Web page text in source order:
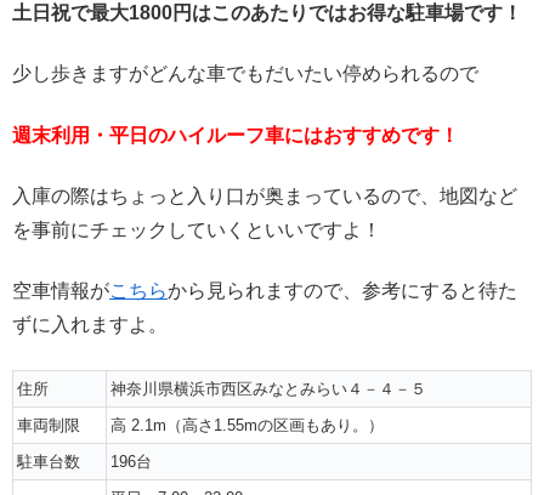
土日祝で最大1800円はこのあたりではお得な駐車場です！
少し歩きますがどんな車でもだいたい停められるので
週末利用・平日のハイルーフ車にはおすすめです！
入庫の際はちょっと入り口が奥まっているので、地図など
を事前にチェックしていくといいですよ！
空車情報がこちらから見られますので、参考にすると待た
ずに入れますよ。
住所
神奈川県横浜市西区みなとみらい４－４－５
車両制限
高 2.1m（高さ1.55mの区画もあり。）
駐車台数
196台